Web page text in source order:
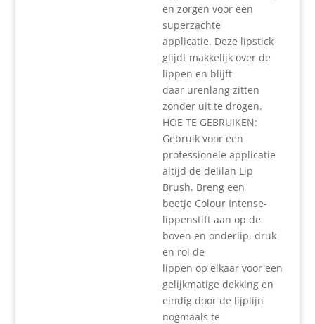
en zorgen voor een
superzachte
applicatie. Deze lipstick
glijdt makkelijk over de
lippen en blijft
daar urenlang zitten
zonder uit te drogen.
HOE TE GEBRUIKEN:
Gebruik voor een
professionele applicatie
altijd de delilah Lip
Brush. Breng een
beetje Colour Intense-
lippenstift aan op de
boven en onderlip, druk
en rol de
lippen op elkaar voor een
gelijkmatige dekking en
eindig door de lijplijn
nogmaals te